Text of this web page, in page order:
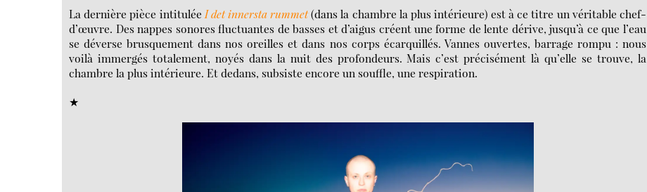
La dernière pièce intituléeI det innersta rummet(dans la chambre la plus intérieure) est à ce titre un véritable chef-
d’œuvre. Des nappes sonores fluctuantes de basses et d’aigus créent une forme de lente dérive, jusqu’à ce que l’eau
se déverse brusquement dans nos oreilles et dans nos corps écarquillés. Vannes ouvertes, barrage rompu : nous
voilà immergés totalement, noyés dans la nuit des profondeurs. Mais c’est précisément là qu’elle se trouve, la
chambre la plus intérieure. Et dedans, subsiste encore un souffle, une respiration.
★